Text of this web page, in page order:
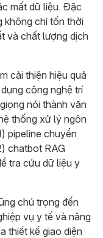
mất dữ liệu. Đặc
không chỉ tốn thời
và chất lượng dịch
cải thiện hiệu quả
công nghệ trí
nói thành văn
thống xử lý ngôn
pipeline chuyển
chatbot RAG
tra cứu dữ liệu y
chú trọng đến
vụ y tế và nâng
thiết kế giao diện